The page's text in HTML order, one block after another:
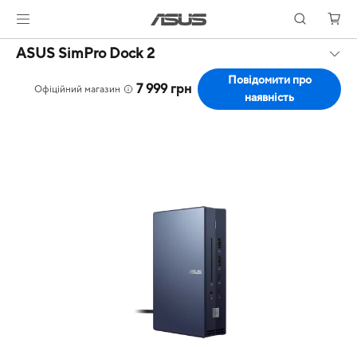
ASUS SimPro Dock 2
Офіційний магазин 7 999 грн
Повідомити про
наявність